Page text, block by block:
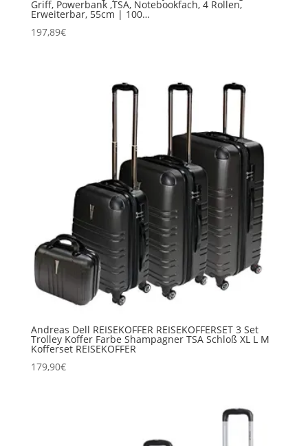
Griff, Powerbank ,TSA, Notebookfach, 4 Rollen,
Erweiterbar, 55cm | 100…
197,89€
Andreas Dell REISEKOFFER REISEKOFFERSET 3 Set
Trolley Koffer Farbe Shampagner TSA Schloß XL L M
Kofferset REISEKOFFER
179,90€